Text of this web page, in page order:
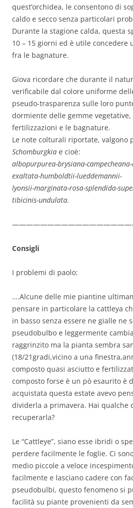
quest’orchidea, le consentono di
caldo e secco senza particolari
Durante la stagione calda, questa
10 – 15 giorni ed è utile concedere
fra le bagnature.
Giova ricordare che durante il
verificabile dal colore uniforme
pseudo-trasparenza sulle loro
dormiente delle gemme
fertilizzazioni e le bagnature.
Le note colturali riportate, valgono
Schomburgkia e cioè:
albopurpurea-brysiana-
exaltata-humboldtii-lueddemannii-
lyonsii-marginata-rosa-splendida-
tibicinis-undulata.
Consigli
I problemi di paolo:
….Alcune delle mie piantine
pensare in particolare la cattleya
in basso senza essere ne gialle ne
pseudobulbo e leggermente
raggrinzito ma la pianta sembra
(18/21gradi,vicino a una
composto quasi asciutto e
composto forse è un pò esaurito è
acquistata questa estate avevo
dividerla a primavera. Hai qualche
recuperarla?
Le “Cattleye”, siano esse ibridi o
perdere facilmente le foglie. Ci
medio piccole a veloce
facilmente e lasciano cadere con
pseudobulbi, questo fenomeno si
facilità su piante provenienti da